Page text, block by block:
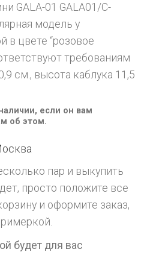
GALA-01 GALA01/C-
модель у
в цвете “розовое
требованиям
см., высота каблука 11,5
если он вам
об этом.
пар и выкупить
просто положите все
и оформите заказ,
будет для вас